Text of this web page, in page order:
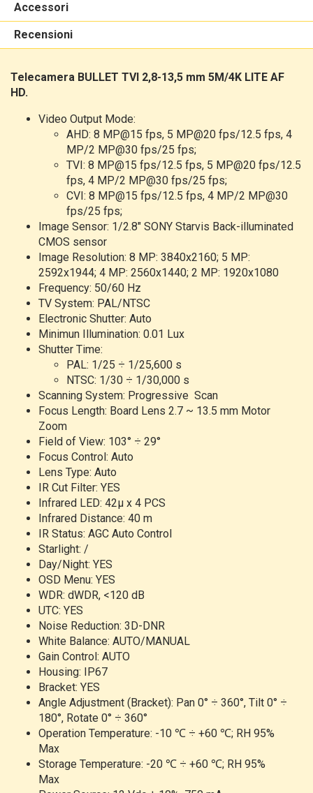
Accessori
Recensioni
Telecamera BULLET TVI 2,8-13,5 mm 5M/4K LITE AF
HD.
Video Output Mode:
AHD: 8 MP@15 fps, 5 MP@20 fps/12.5 fps, 4
MP/2 MP@30 fps/25 fps;
TVI: 8 MP@15 fps/12.5 fps, 5 MP@20 fps/12.5
fps, 4 MP/2 MP@30 fps/25 fps;
CVI: 8 MP@15 fps/12.5 fps, 4 MP/2 MP@30
fps/25 fps;
Image Sensor: 1/2.8" SONY Starvis Back-illuminated
CMOS sensor
Image Resolution: 8 MP: 3840x2160; 5 MP:
2592x1944; 4 MP: 2560x1440; 2 MP: 1920x1080
Frequency: 50/60 Hz
TV System: PAL/NTSC
Electronic Shutter: Auto
Minimun Illumination: 0.01 Lux
Shutter Time:
PAL: 1/25 ÷ 1/25,600 s
NTSC: 1/30 ÷ 1/30,000 s
Scanning System: Progressive Scan
Focus Length: Board Lens 2.7 ~ 13.5 mm Motor
Zoom
Field of View: 103° ÷ 29°
Focus Control: Auto
Lens Type: Auto
IR Cut Filter: YES
Infrared LED: 42µ x 4 PCS
Infrared Distance: 40 m
IR Status: AGC Auto Control
Starlight: /
Day/Night: YES
OSD Menu: YES
WDR: dWDR, <120 dB
UTC: YES
Noise Reduction: 3D-DNR
White Balance: AUTO/MANUAL
Gain Control: AUTO
Housing: IP67
Bracket: YES
Angle Adjustment (Bracket): Pan 0° ÷ 360°, Tilt 0° ÷
180°, Rotate 0° ÷ 360°
Operation Temperature: -10 ℃ ÷ +60 ℃; RH 95%
Max
Storage Temperature: -20 ℃ ÷ +60 ℃; RH 95%
Max